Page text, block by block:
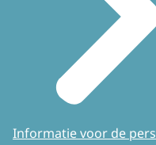
Informatie voor de pers